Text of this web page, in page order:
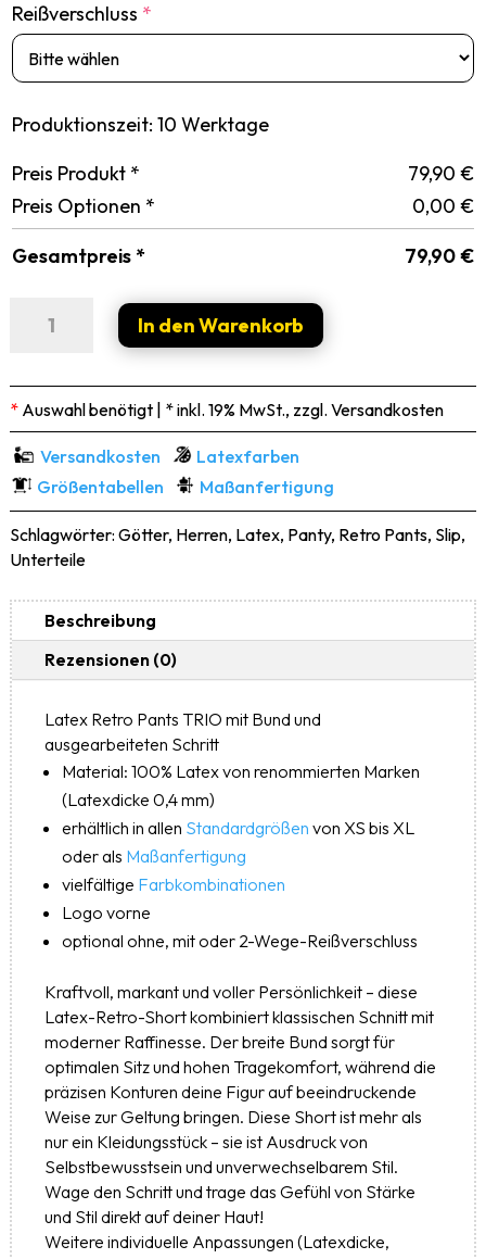
Reißverschluss *
Produktionszeit: 10 Werktage
Preis Produkt *
79,90€
Preis Optionen *
0,00€
Gesamtpreis *
79,90€
TRIO
Menge
In den Warenkorb
*Auswahl benötigt | * inkl. 19% MwSt., zzgl. Versandkosten
Versandkosten
Latexfarben
Größentabellen
Maßanfertigung
Schlagwörter: Götter, Herren, Latex, Panty, Retro Pants, Slip,
Unterteile
Beschreibung
Rezensionen (0)
Latex Retro Pants TRIO mit Bund und
ausgearbeiteten Schritt
Material: 100% Latex von renommierten Marken
(Latexdicke 0,4 mm)
erhältlich in allen Standardgrößen von XS bis XL
oder als Maßanfertigung
vielfältige Farbkombinationen
Logo vorne
optional ohne, mit oder 2-Wege-Reißverschluss
Kraftvoll, markant und voller Persönlichkeit – diese
Latex-Retro-Short kombiniert klassischen Schnitt mit
moderner Raffinesse. Der breite Bund sorgt für
optimalen Sitz und hohen Tragekomfort, während die
präzisen Konturen deine Figur auf beeindruckende
Weise zur Geltung bringen. Diese Short ist mehr als
nur ein Kleidungsstück – sie ist Ausdruck von
Selbstbewusstsein und unverwechselbarem Stil.
Wage den Schritt und trage das Gefühl von Stärke
und Stil direkt auf deiner Haut!
Weitere individuelle Anpassungen (Latexdicke,